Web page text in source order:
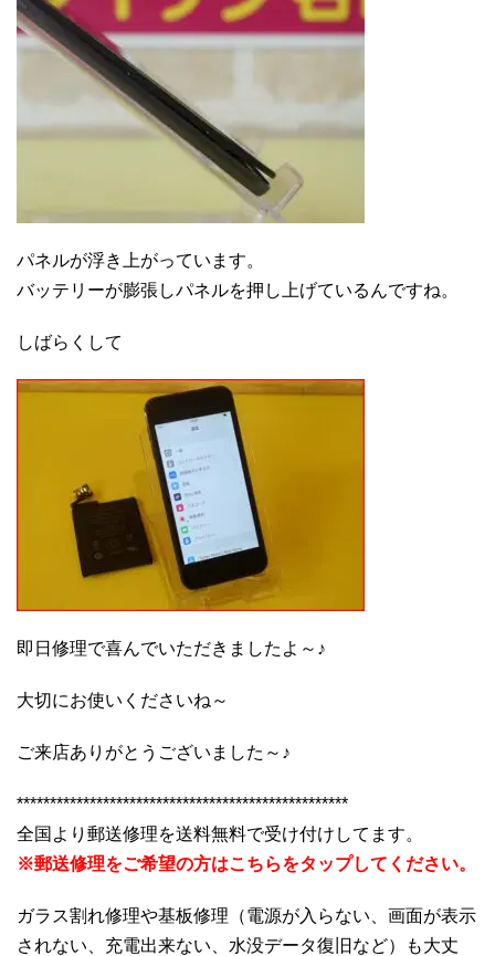
パネルが浮き上がっています。
バッテリーが膨張しパネルを押し上げているんですね。
しばらくして
即日修理で喜んでいただきましたよ～♪
大切にお使いくださいね～
ご来店ありがとうございました～♪
**************************************************
全国より郵送修理を送料無料で受け付けしてます。
※郵送修理をご希望の方はこちらをタップしてください。
ガラス割れ修理や基板修理（電源が入らない、画面が表示
されない、充電出来ない、水没データ復旧など）も大丈